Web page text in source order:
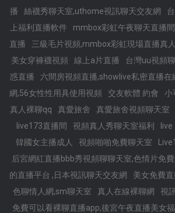
播
絲襪秀聊天室,uthome視訊聊天交友網
上福利直播軟件
mmbox彩虹午夜聊天直播
直播
三級毛片視頻,mmbox彩虹現場直播真
美女穿褲襪視頻
線上a片直播
台灣uu視頻
惑直播
六間房視頻直播,showlive私密直播在
網,56女性性用具使用視頻
交友軟體 約會 小
真人裸聊qq
真愛旅舍 真愛旅舍視頻聊天室
live173直播間
視頻真人秀聊天室福利
韓國女主播成人
視頻啪啪免費聊天室
后宮網紅直播bbb秀視頻聊聊天室,色情片免
的直播平台 ,日本視訊聊天交友網
美女免費
色聊情人網,sm聊天室
真人在線裸聊網 視
免費可以看裸聊直播app,後宮午夜直播美女